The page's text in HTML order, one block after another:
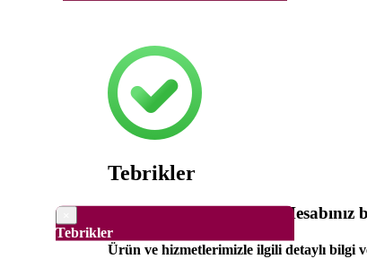
Tebrikler
Tebrikler
Dünya Borsaları Demo
Ürün ve hizmetlerimizle ilgili detaylı bilgi